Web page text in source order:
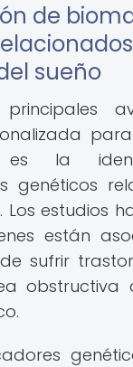
de
sueño
la
genéticos
Los estudios
están
sufrir
obstructiva